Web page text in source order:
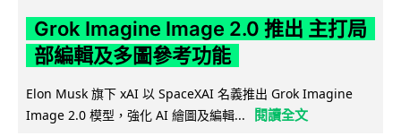
Grok Imagine Image 2.0 推出 主打局
部編輯及多圖參考功能
Elon Musk 旗下 xAI 以 SpaceXAI 名義推出 Grok Imagine
Image 2.0 模型，強化 AI 繪圖及編輯...
閱讀全文